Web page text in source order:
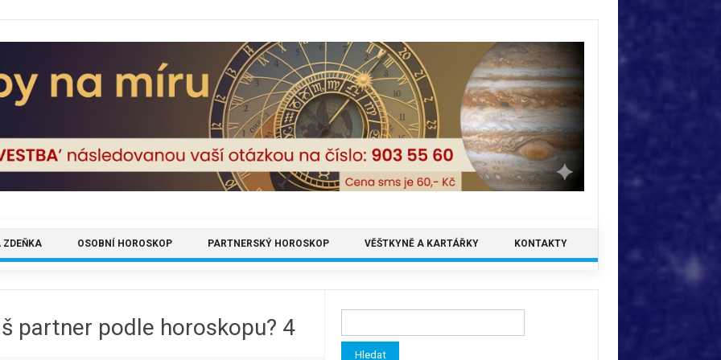
ZDEŇKA OSOBNÍ HOROSKOP PARTNERSKÝ HOROSKOP VĚŠTKYNĚ A KARTÁŘKY KONTAKTY
partner podle horoskopu? 4